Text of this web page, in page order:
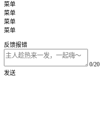
菜单
菜单
菜单
菜单
反馈报错
0/20
发送